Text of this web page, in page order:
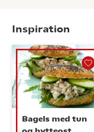
Inspiration
Bagels med tun